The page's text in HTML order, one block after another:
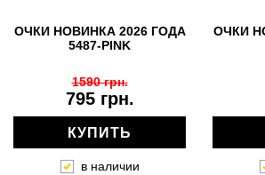
ОЧКИ НОВИНКА 2026 ГОДА
5487-PINK
795 грн.
1590 грн.
КУПИТЬ
в наличии
ОЧКИ